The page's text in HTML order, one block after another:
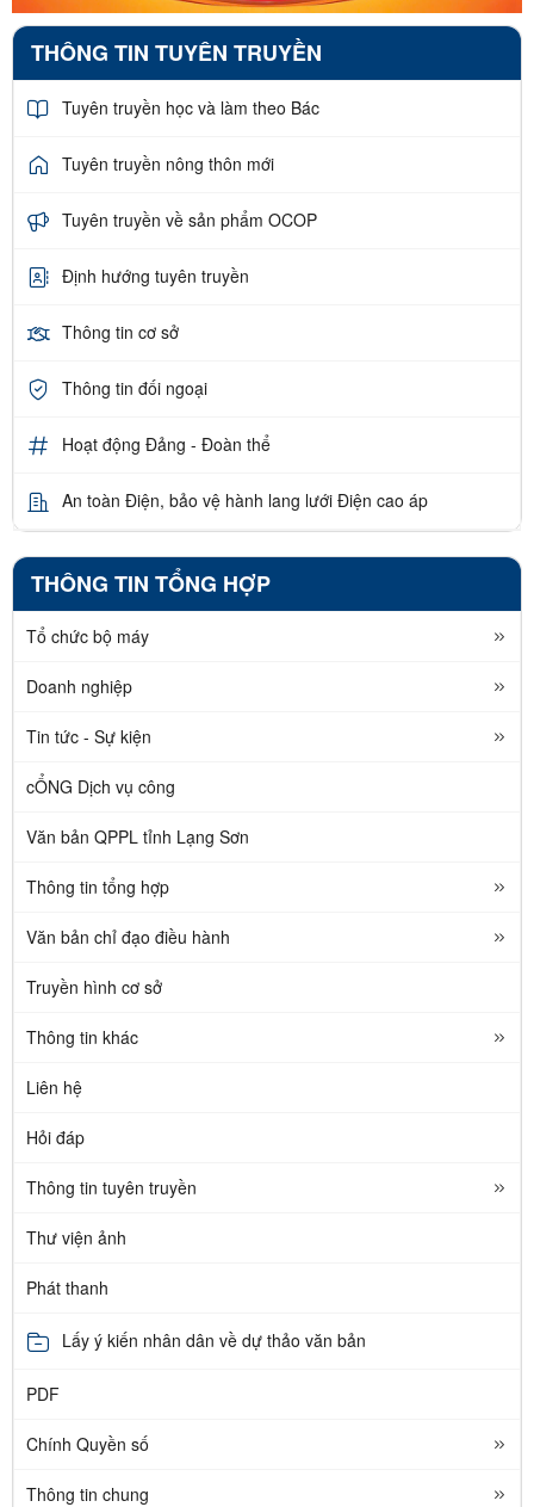
THÔNG TIN TUYÊN TRUYỀN
Tuyên truyền học và làm theo Bác
Tuyên truyền nông thôn mới
Tuyên truyền về sản phẩm OCOP
Định hướng tuyên truyền
Thông tin cơ sở
Thông tin đối ngoại
Hoạt động Đảng - Đoàn thể
An toàn Điện, bảo vệ hành lang lưới Điện cao áp
THÔNG TIN TỔNG HỢP
Tổ chức bộ máy
Doanh nghiệp
Tin tức - Sự kiện
cỔNG Dịch vụ công
Văn bản QPPL tỉnh Lạng Sơn
Thông tin tổng hợp
Văn bản chỉ đạo điều hành
Truyền hình cơ sở
Thông tin khác
Liên hệ
Hỏi đáp
Thông tin tuyên truyền
Thư viện ảnh
Phát thanh
Lấy ý kiến nhân dân về dự thảo văn bản
PDF
Chính Quyền số
Thông tin chung